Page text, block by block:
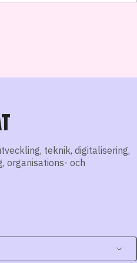
teknik, digitalisering,
organisations- och